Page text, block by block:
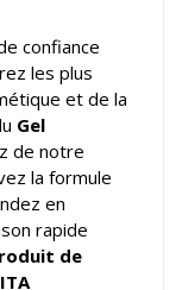
confiance
les plus
et de la
Gel
de notre
la formule
en
rapide
de